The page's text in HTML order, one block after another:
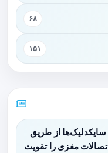
۶۸
۱۵۱
از طریق
مغزی را تقویت